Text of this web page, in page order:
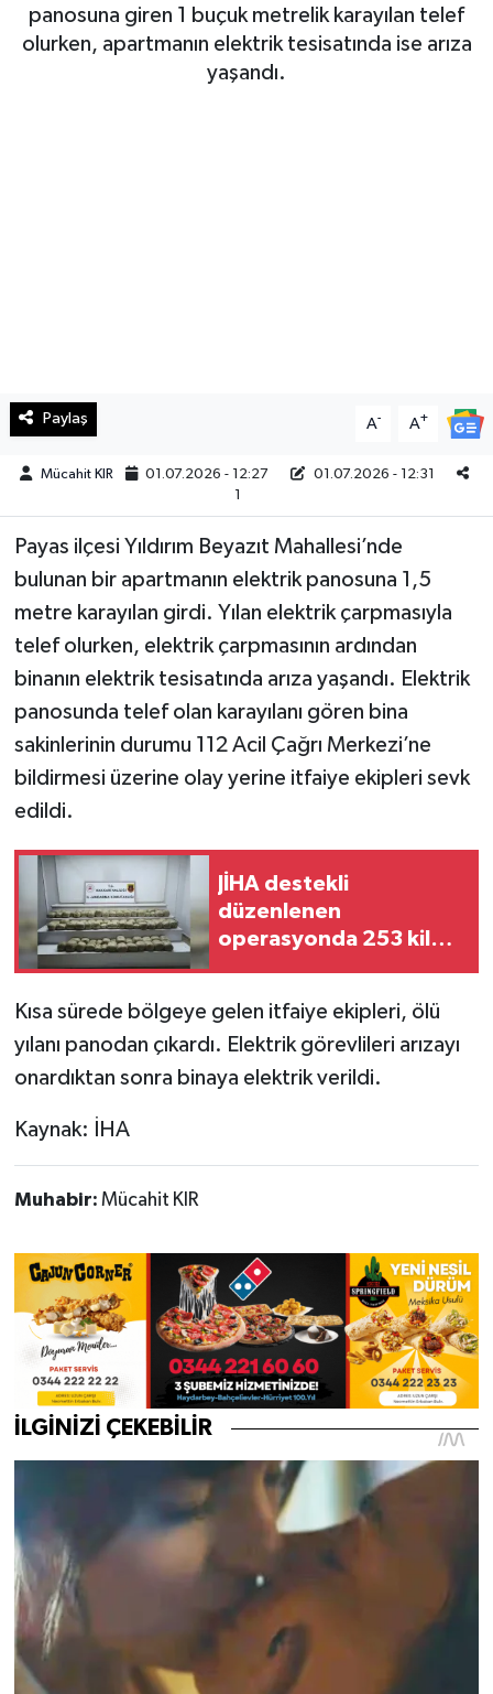
panosuna giren 1 buçuk metrelik karayılan telef
olurken, apartmanın elektrik tesisatında ise arıza
yaşandı.
Paylaş A- A+
Mücahit KIR 01.07.2026 - 12:27
01.07.2026 - 12:31
1
Payas ilçesi Yıldırım Beyazıt Mahallesi’nde
bulunan bir apartmanın elektrik panosuna 1,5
metre karayılan girdi. Yılan elektrik çarpmasıyla
telef olurken, elektrik çarpmasının ardından
binanın elektrik tesisatında arıza yaşandı. Elektrik
panosunda telef olan karayılanı gören bina
sakinlerinin durumu 112 Acil Çağrı Merkezi’ne
bildirmesi üzerine olay yerine itfaiye ekipleri sevk
edildi.
JİHA destekli
düzenlenen
operasyonda 253 kilo
Kısa sürede bölgeye gelen itfaiye ekipleri, ölü
yılanı panodan çıkardı. Elektrik görevlileri arızayı
onardıktan sonra binaya elektrik verildi.
Kaynak: İHA
Muhabir: Mücahit KIR
Haberde İnsan
Spor
Teknoloji
Yaşam
KAHRAMANMARAŞ